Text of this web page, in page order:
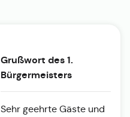
Grußwort des 1.
Bürgermeisters
Sehr geehrte Gäste und